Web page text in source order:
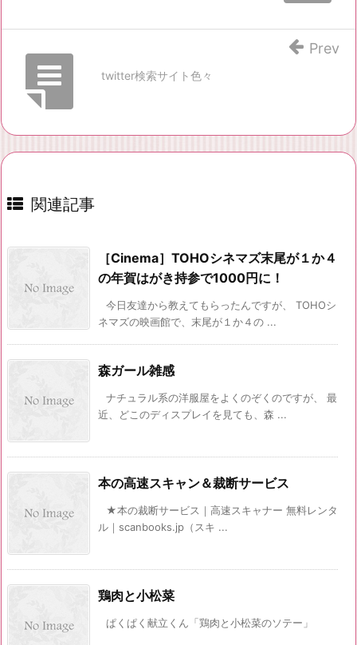
twitter検索サイト色々
Prev
関連記事
［Cinema］TOHOシネマズ末尾が１か４
の年賀はがき持参で1000円に！
今日友達から教えてもらったんですが、 TOHOシ
ネマズの映画館で、末尾が１か４の ...
森ガール雑感
ナチュラル系の洋服屋をよくのぞくのですが、 最
近、どこのディスプレイを見ても、森 ...
本の高速スキャン＆裁断サービス
★本の裁断サービス｜高速スキャナー 無料レンタ
ル｜scanbooks.jp（スキ ...
鶏肉と小松菜
ぱくぱく献立くん「鶏肉と小松菜のソテー」